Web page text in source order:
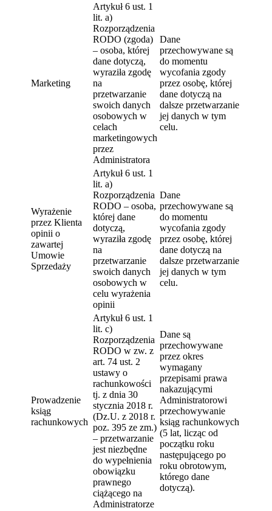
Marketing
Artykuł 6 ust. 1
lit. a)
Rozporządzenia
RODO (zgoda)
– osoba, której
dane dotyczą,
wyraziła zgodę
na
przetwarzanie
swoich danych
osobowych w
celach
marketingowych
przez
Administratora
Dane
przechowywane są
do momentu
wycofania zgody
przez osobę, której
dane dotyczą na
dalsze przetwarzanie
jej danych w tym
celu.
Wyrażenie
przez Klienta
opinii o
zawartej
Umowie
Sprzedaży
Artykuł 6 ust. 1
lit. a)
Rozporządzenia
RODO – osoba,
której dane
dotyczą,
wyraziła zgodę
na
przetwarzanie
swoich danych
osobowych w
celu wyrażenia
opinii
Dane
przechowywane są
do momentu
wycofania zgody
przez osobę, której
dane dotyczą na
dalsze przetwarzanie
jej danych w tym
celu.
Prowadzenie
ksiąg
rachunkowych
Artykuł 6 ust. 1
lit. c)
Rozporządzenia
RODO w zw. z
art. 74 ust. 2
ustawy o
rachunkowości
tj. z dnia 30
stycznia 2018 r.
(Dz.U. z 2018 r.
poz. 395 ze zm.)
– przetwarzanie
jest niezbędne
do wypełnienia
obowiązku
prawnego
ciążącego na
Administratorze
Dane są
przechowywane
przez okres
wymagany
przepisami prawa
nakazującymi
Administratorowi
przechowywanie
ksiąg rachunkowych
(5 lat, licząc od
początku roku
następującego po
roku obrotowym,
którego dane
dotyczą).